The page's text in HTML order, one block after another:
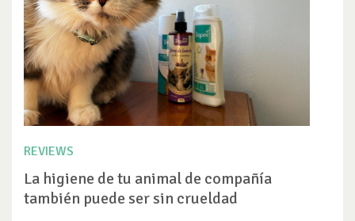
REVIEWS
La higiene de tu animal de compañía
también puede ser sin crueldad